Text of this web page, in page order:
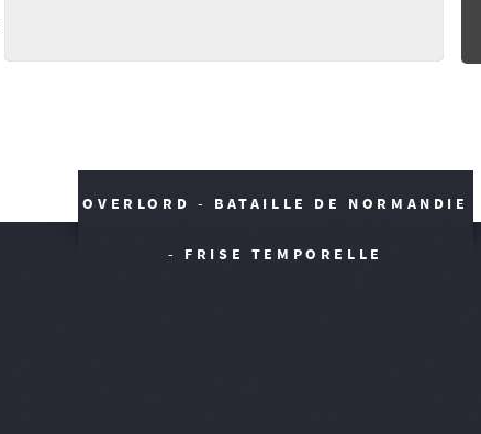
OVERLORD - BATAILLE DE NORMANDIE
- FRISE TEMPORELLE